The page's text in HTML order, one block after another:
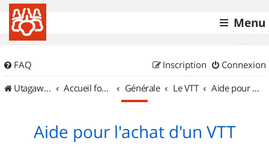
Menu
FAQ Connexion
Inscription
UtagawaVTT (Randos VTT et VTTAE avec traces GPS)
Accueil forum Générale Le VTT Aide pour l'achat d'un VTT
Aide pour l'achat d'un VTT